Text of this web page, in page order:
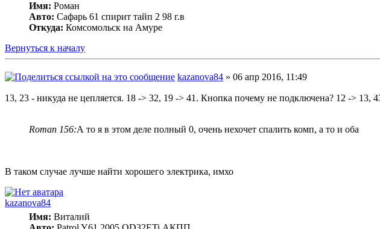
Имя: Роман
Авто: Сафарь 61 спирит тайп 2 98 г.в
Откуда: Комсомольск на Амуре
Вернуться к началу
kazanova84 » 06 апр 2016, 11:49
13, 23 - никуда не цепляется. 18 -> 32, 19 -> 41. Кнопка почему не подключена? 12 ->
Roman 156:А то я в этом деле полный 0, очень нехочет спалить комп, а то и оба
В таком случае лучше найти хорошего электрика, имхо
kazanova84
Имя: Виталий